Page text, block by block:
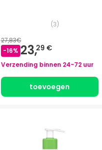
(3)
27,83€
-16% 23,29 €
Verzending binnen 24-72 uur
toevoegen